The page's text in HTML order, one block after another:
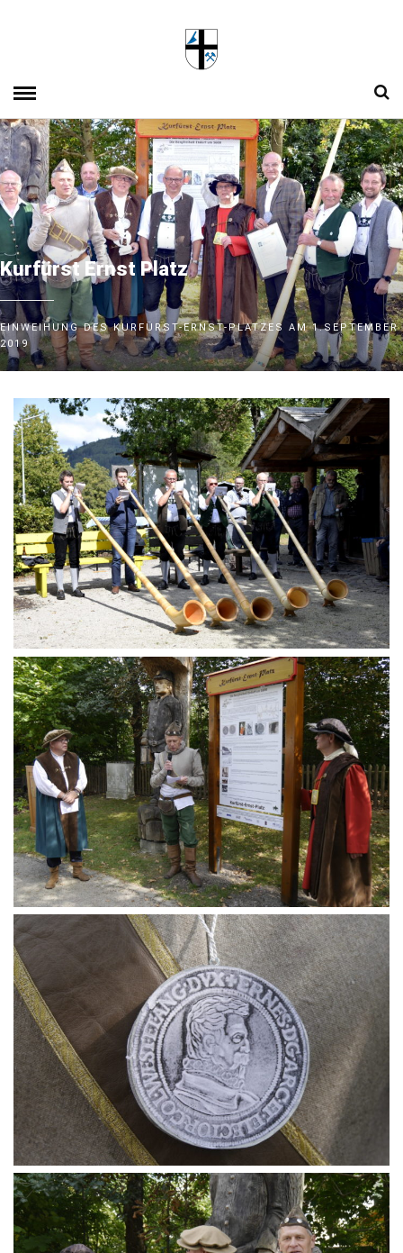
Kurfürst Ernst Platz
EINWEIHUNG DES KURFÜRST-ERNST-PLATZES AM 1.SEPTEMBER
2019